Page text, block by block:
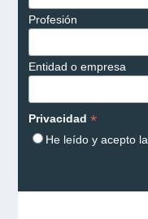
Profesión
Entidad o empresa
Privacidad *
He leído y acepto la